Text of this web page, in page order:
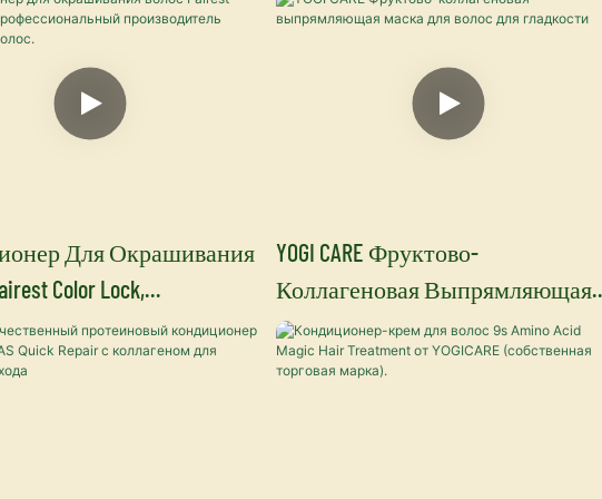
Уходу За Волосами.
Для Окрашивания
Color Lock,
Красок Для
YOGI CARE Фруктово-
Коллагеновая Выпрямляющая
Маска Для Волос Для Гладкости